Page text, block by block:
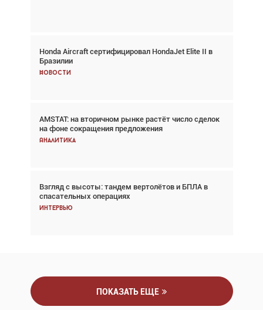
Honda Aircraft сертифицировал HondaJet Elite II в
Бразилии
Новости
AMSTAT: на вторичном рынке растёт число сделок
на фоне сокращения предложения
Аналитика
Взгляд с высоты: тандем вертолётов и БПЛА в
спасательных операциях
Интервью
Авиационный фотограф Дэйв Кох: «Фотография
говорит сама за себя... а ИИ всё портит»
Новости
Проблемы с цепочками поставок сохраняются
Аналитика
Частный самолёт – это актив. Подходите к
покупке соответствующим образом
Интервью
ПОКАЗАТЬ ЕЩЕ